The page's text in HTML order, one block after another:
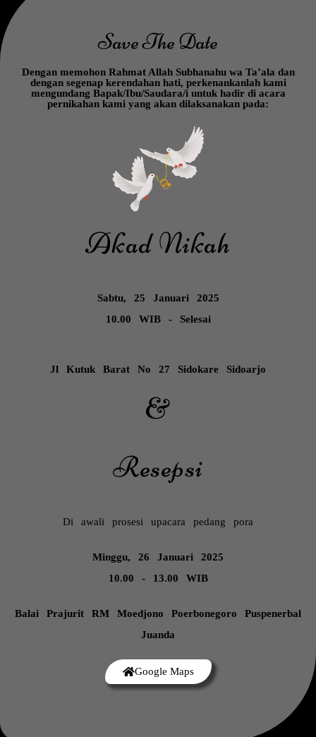
Save The Date
Dengan memohon Rahmat Allah Subhanahu wa Ta’ala dan
dengan segenap kerendahan hati, perkenankanlah kami
mengundang Bapak/Ibu/Saudara/i untuk hadir di acara
pernikahan kami yang akan dilaksanakan pada:
Akad Nikah
Sabtu, 25 Januari 2025
10.00 WIB - Selesai
Jl Kutuk Barat No 27 Sidokare Sidoarjo
&
Resepsi
Di awali prosesi upacara pedang pora
Minggu, 26 Januari 2025
10.00 - 13.00 WIB
Balai Prajurit RM Moedjono Poerbonegoro Puspenerbal
Juanda
Google Maps